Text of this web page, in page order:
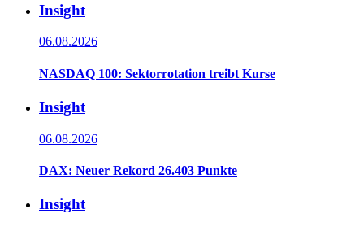
Insight
06.08.2026
NASDAQ 100: Sektorrotation treibt Kurse
Insight
06.08.2026
DAX: Neuer Rekord 26.403 Punkte
Insight